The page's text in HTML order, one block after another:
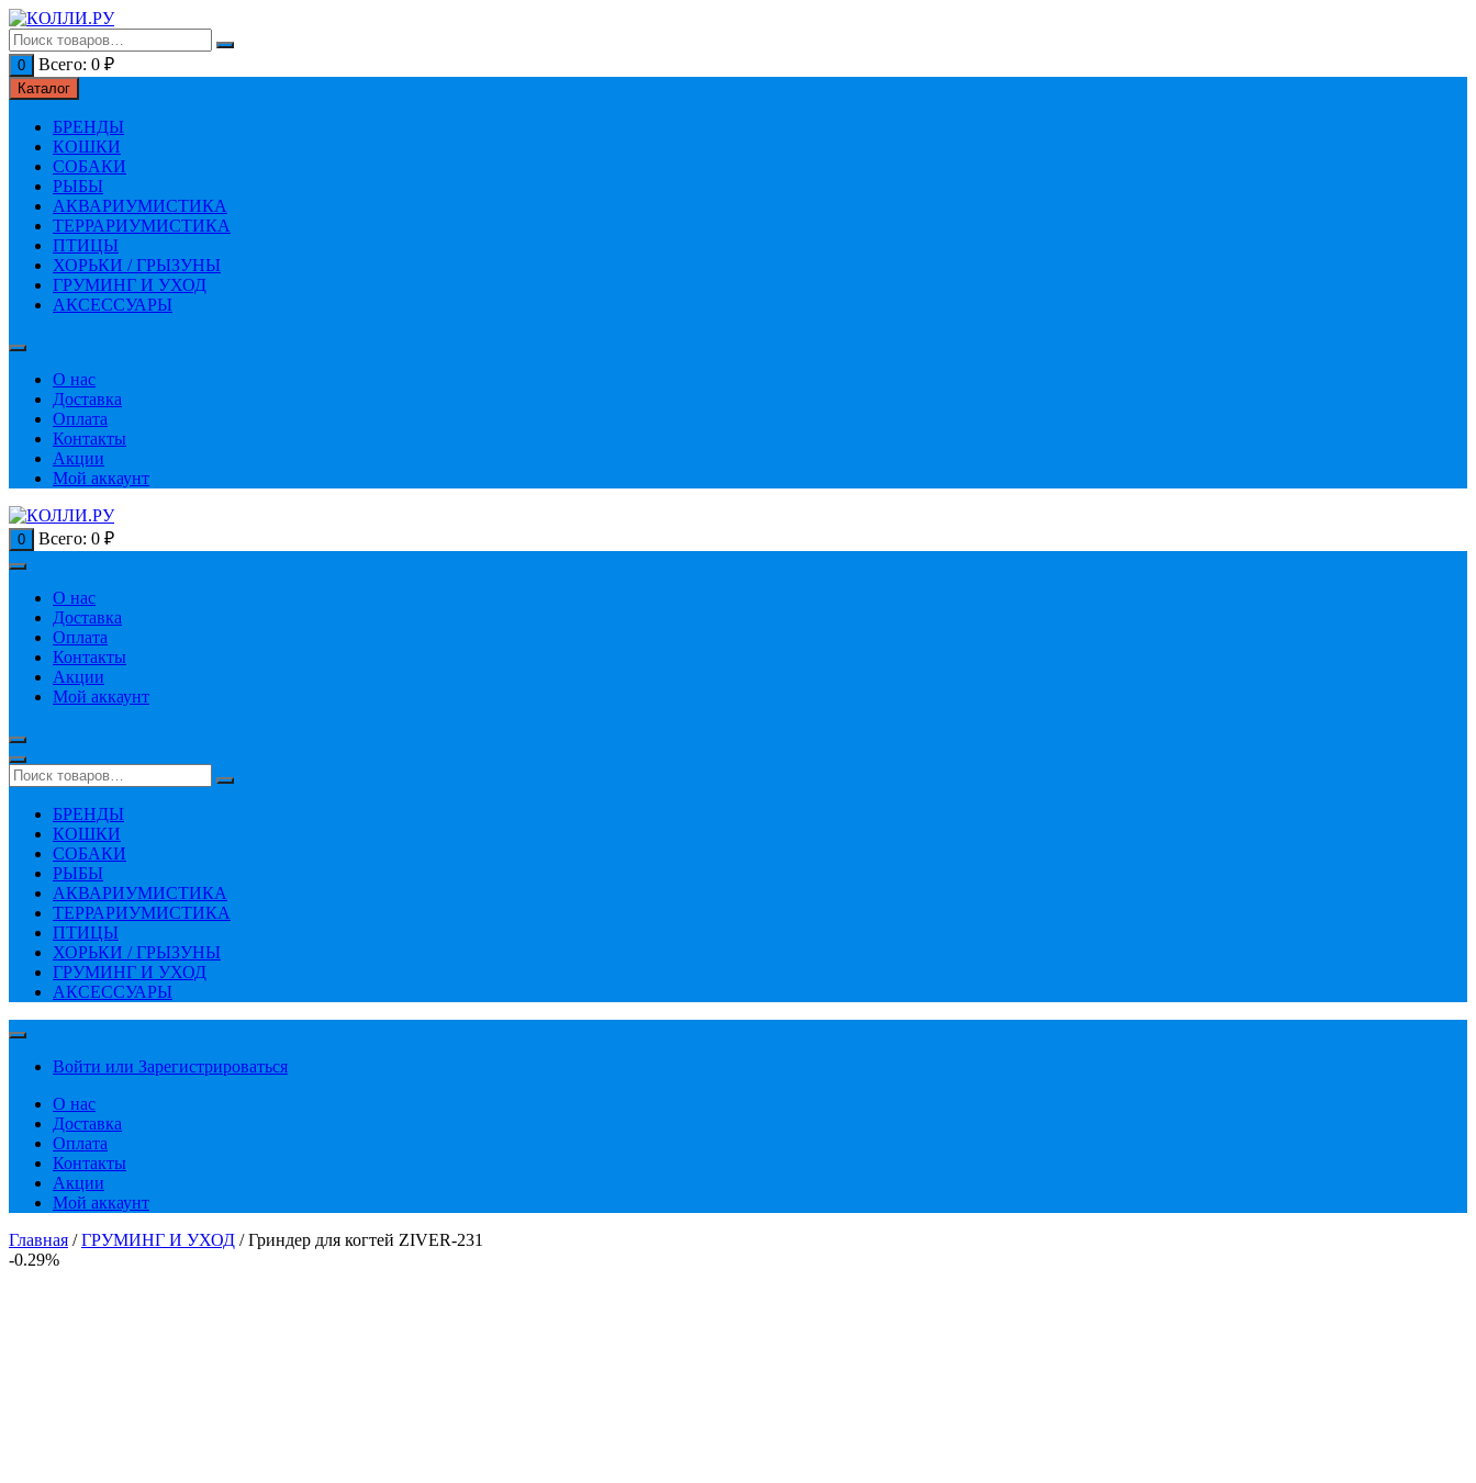
Перейти
к
содержимому
0 Всего: 0 ₽
Каталог
БРЕНДЫ
КОШКИ
СОБАКИ
РЫБЫ
АКВАРИУМИСТИКА
ТЕРРАРИУМИСТИКА
ПТИЦЫ
ХОРЬКИ / ГРЫЗУНЫ
ГРУМИНГ И УХОД
АКСЕССУАРЫ
О нас
Доставка
Оплата
Контакты
Акции
Мой аккаунт
0 Всего: 0 ₽
О нас
Доставка
Оплата
Контакты
Акции
Мой аккаунт
БРЕНДЫ
КОШКИ
СОБАКИ
РЫБЫ
АКВАРИУМИСТИКА
ТЕРРАРИУМИСТИКА
ПТИЦЫ
ХОРЬКИ / ГРЫЗУНЫ
ГРУМИНГ И УХОД
АКСЕССУАРЫ
Войти или Зарегистрироваться
О нас
Доставка
Оплата
Контакты
Акции
Мой аккаунт
Главная /ГРУМИНГ И УХОД / Гриндер для когтей ZIVER-231
-0.29%